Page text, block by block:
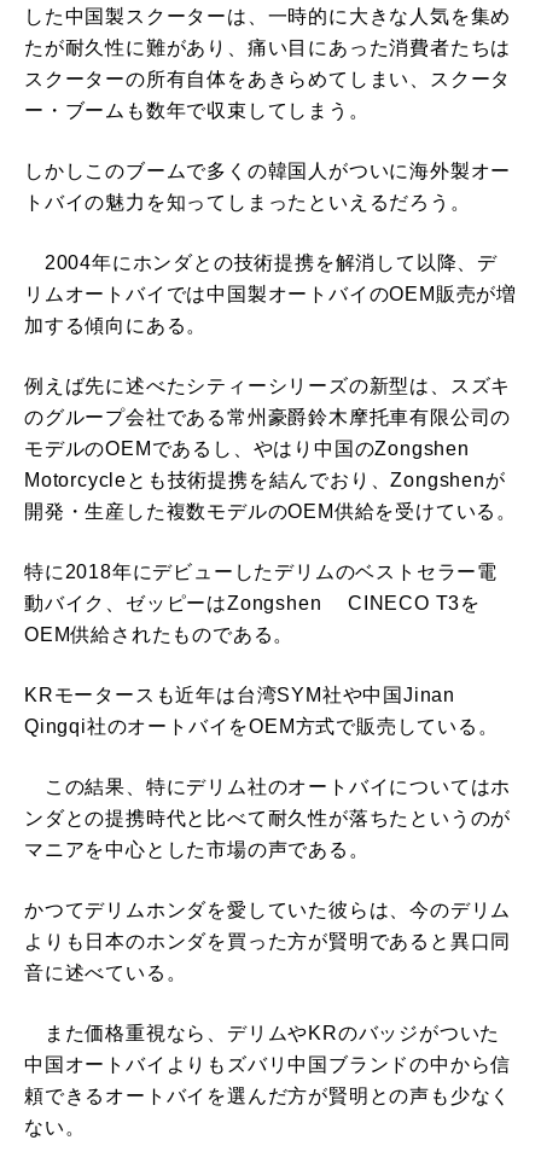
した中国製スクーターは、一時的に大きな人気を集め
たが耐久性に難があり、痛い目にあった消費者たちは
スクーターの所有自体をあきらめてしまい、スクータ
ー・ブームも数年で収束してしまう。
しかしこのブームで多くの韓国人がついに海外製オー
トバイの魅力を知ってしまったといえるだろう。
2004年にホンダとの技術提携を解消して以降、デ
リムオートバイでは中国製オートバイのOEM販売が増
加する傾向にある。
例えば先に述べたシティーシリーズの新型は、スズキ
のグループ会社である常州豪爵鈴木摩托車有限公司の
モデルのOEMであるし、やはり中国のZongshen
Motorcycleとも技術提携を結んでおり、Zongshenが
開発・生産した複数モデルのOEM供給を受けている。
特に2018年にデビューしたデリムのベストセラー電
動バイク、ゼッピーはZongshen CINECO T3を
OEM供給されたものである。
KRモータースも近年は台湾SYM社や中国Jinan
Qingqi社のオートバイをOEM方式で販売している。
この結果、特にデリム社のオートバイについてはホ
ンダとの提携時代と比べて耐久性が落ちたというのが
マニアを中心とした市場の声である。
かつてデリムホンダを愛していた彼らは、今のデリム
よりも日本のホンダを買った方が賢明であると異口同
音に述べている。
また価格重視なら、デリムやKRのバッジがついた
中国オートバイよりもズバリ中国ブランドの中から信
頼できるオートバイを選んだ方が賢明との声も少なく
ない。